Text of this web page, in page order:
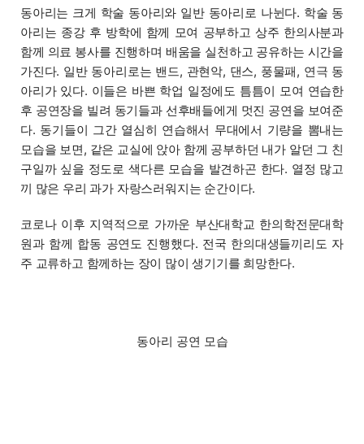
동아리는 크게 학술 동아리와 일반 동아리로 나뉜다. 학술 동
아리는 종강 후 방학에 함께 모여 공부하고 상주 한의사분과
함께 의료 봉사를 진행하며 배움을 실천하고 공유하는 시간을
가진다. 일반 동아리로는 밴드, 관현악, 댄스, 풍물패, 연극 동
아리가 있다. 이들은 바쁜 학업 일정에도 틈틈이 모여 연습한
후 공연장을 빌려 동기들과 선후배들에게 멋진 공연을 보여준
다. 동기들이 그간 열심히 연습해서 무대에서 기량을 뽐내는
모습을 보면, 같은 교실에 앉아 함께 공부하던 내가 알던 그 친
구일까 싶을 정도로 색다른 모습을 발견하곤 한다. 열정 많고
끼 많은 우리 과가 자랑스러워지는 순간이다.
코로나 이후 지역적으로 가까운 부산대학교 한의학전문대학
원과 함께 합동 공연도 진행했다. 전국 한의대생들끼리도 자
주 교류하고 함께하는 장이 많이 생기기를 희망한다.
동아리 공연 모습